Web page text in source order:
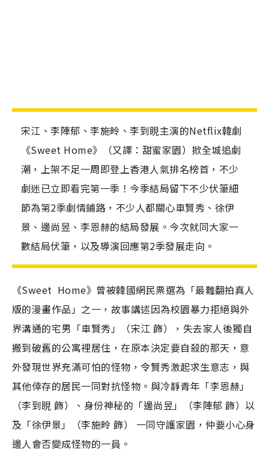
宋江、李陣郁、李施昤、李到睍主演的Netflix韓劇
《Sweet Home》（又譯：甜蜜家園）掀全城追劇
潮，上架不足一周即登上香港人氣排名榜首，不少
劇迷已立即看完第一季！今季結局留下不少伏筆細
節為第2季劇情鋪路，不少人都關心車賢秀、徐伊
景、邊尚昱、李恩赫的結局發展。今次就同大家一
數結局伏筆，以及導演回應第2季發展走向。
《Sweet Home》曾被韓國網民票選為「最難翻拍真人
版的漫畫作品」之一，故事講述因為校園暴力拒絕與外
界溝通的宅男「車賢秀」（宋江 飾），失去家人後獨自
搬到破舊的公寓裡居住，在原本決定要自殺的那天，意
外發現世界充滿可怕的怪物，令賢秀激起求生意志，與
其他倖存的居民一同對抗怪物。與冷靜青年「李恩赫」
（李到睍 飾）、身份神秘的「邊尚昱」（李陣郁 飾）以
及「徐伊景」（李施昤 飾） 一同守護家園，仲要小心身
邊人會否變成怪物的一員。